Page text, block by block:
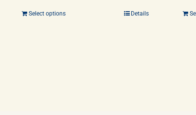
Select options Details